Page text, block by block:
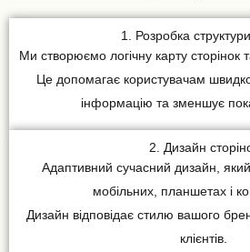
1. Розробка
Ми створюємо логічну карту сторінок
Це допомагає користувачам
інформацію та зменшує
2. Дизайн
Адаптивний сучасний дизайн,
мобільних, планшетах і
Дизайн відповідає стилю вашого
клієнтів.